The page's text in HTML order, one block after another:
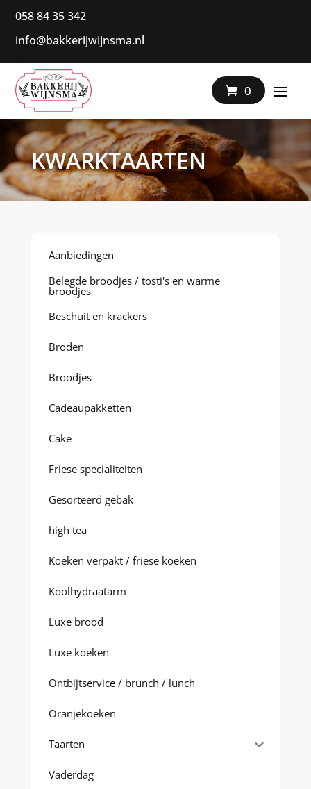
058 84 35 342
|
info@bakkerijwijnsma.nl
0
KWARKTAARTEN
Aanbiedingen
Belegde broodjes / tosti's en warme
broodjes
Beschuit en krackers
Broden
Broodjes
Cadeaupakketten
Cake
Friese specialiteiten
Gesorteerd gebak
high tea
Koeken verpakt / friese koeken
Koolhydraatarm
Luxe brood
Luxe koeken
Ontbijtservice / brunch / lunch
Oranjekoeken
Taarten
Vaderdag